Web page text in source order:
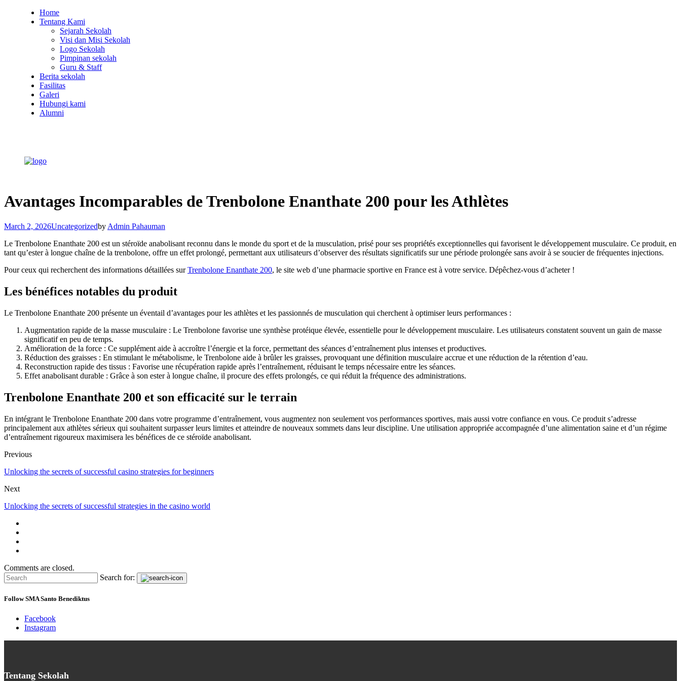
Home
Tentang Kami
Sejarah Sekolah
Visi dan Misi Sekolah
Logo Sekolah
Pimpinan sekolah
Guru & Staff
Berita sekolah
Fasilitas
Galeri
Hubungi kami
Alumni
Avantages Incomparables de Trenbolone Enanthate 200 pour les Athlètes
March 2, 2026Uncategorizedby Admin Pahauman
Le Trenbolone Enanthate 200 est un stéroïde anabolisant reconnu dans le monde du sport et de la musculation, prisé pour ses propriétés exceptionnelles qui favorisent le développement musculaire. Ce produit, en
tant qu’ester à longue chaîne de la trenbolone, offre un effet prolongé, permettant aux utilisateurs d’observer des résultats significatifs sur une période prolongée sans avoir à se soucier de fréquentes injections.
Pour ceux qui recherchent des informations détaillées surTrenbolone Enanthate 200, le site web d’une pharmacie sportive en France est à votre service. Dépêchez-vous d’acheter !
Les bénéfices notables du produit
Le Trenbolone Enanthate 200 présente un éventail d’avantages pour les athlètes et les passionnés de musculation qui cherchent à optimiser leurs performances :
Augmentation rapide de la masse musculaire : Le Trenbolone favorise une synthèse protéique élevée, essentielle pour le développement musculaire. Les utilisateurs constatent souvent un gain de masse
significatif en peu de temps.
Amélioration de la force : Ce supplément aide à accroître l’énergie et la force, permettant des séances d’entraînement plus intenses et productives.
Réduction des graisses : En stimulant le métabolisme, le Trenbolone aide à brûler les graisses, provoquant une définition musculaire accrue et une réduction de la rétention d’eau.
Reconstruction rapide des tissus : Favorise une récupération rapide après l’entraînement, réduisant le temps nécessaire entre les séances.
Effet anabolisant durable : Grâce à son ester à longue chaîne, il procure des effets prolongés, ce qui réduit la fréquence des administrations.
Trenbolone Enanthate 200 et son efficacité sur le terrain
En intégrant le Trenbolone Enanthate 200 dans votre programme d’entraînement, vous augmentez non seulement vos performances sportives, mais aussi votre confiance en vous. Ce produit s’adresse
principalement aux athlètes sérieux qui souhaitent surpasser leurs limites et atteindre de nouveaux sommets dans leur discipline. Une utilisation appropriée accompagnée d’une alimentation saine et d’un régime
d’entraînement rigoureux maximisera les bénéfices de ce stéroïde anabolisant.
Previous
Unlocking the secrets of successful casino strategies for beginners
Next
Unlocking the secrets of successful strategies in the casino world
Comments are closed.
Search for:
Follow SMA Santo Benediktus
Facebook
Instagram
Tentang Sekolah